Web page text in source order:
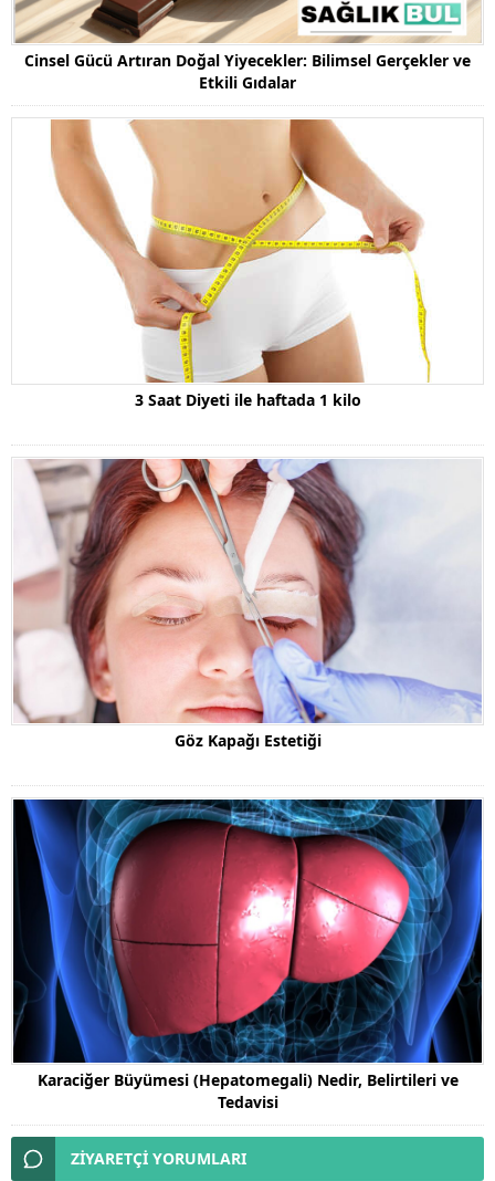
Cinsel Gücü Artıran Doğal Yiyecekler: Bilimsel Gerçekler ve
Etkili Gıdalar
3 Saat Diyeti ile haftada 1 kilo
Göz Kapağı Estetiği
Karaciğer Büyümesi (Hepatomegali) Nedir, Belirtileri ve
Tedavisi
ZİYARETÇİ YORUMLARI